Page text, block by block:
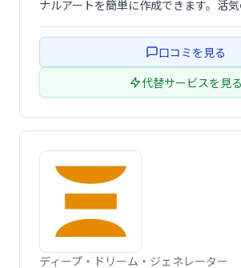
ナルアートを簡単に作成できます。活
品を共有しましょう。 AIの力を活用し
秘めたアートの世界を探求 …口コミを見る
代替サービスを見る
ディープ・ドリーム・ジェネレーター